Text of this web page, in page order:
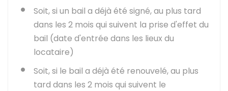
Soit, si un bail a déjà été signé, au plus tard
dans les 2 mois qui suivent la prise d'effet du
bail (date d'entrée dans les lieux du
locataire)
Soit, si le bail a déjà été renouvelé, au plus
tard dans les 2 mois qui suivent le